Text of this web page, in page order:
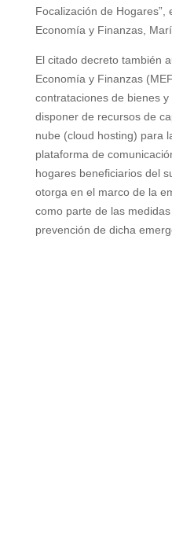
Focalización de Hogares”,
Economía y Finanzas,
El citado decreto también
Economía y Finanzas
contrataciones de bienes
disponer de recursos de
nube (cloud hosting) para
plataforma de
hogares beneficiarios del
otorga en el marco de la
como parte de las
prevención de dicha